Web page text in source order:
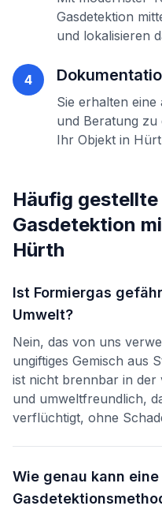
Gasdetektion
und lokalisieren
4
Sie erhalten
und Beratung
Ihr Objekt in
Häufig
Gasdetektion
Hürth
Ist Formiergas
Umwelt?
Nein, das von uns
ungiftiges Gemisch aus
ist nicht brennbar in der
und umweltfreundlich,
verflüchtigt, ohne
Wie genau kann